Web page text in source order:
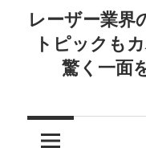
ッ
レーザー業界
トピックも
驚く一面